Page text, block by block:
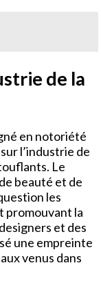
de la
en notoriété
l’industrie de
Le
beauté et de
les
promouvant la
et des
une empreinte
venus dans